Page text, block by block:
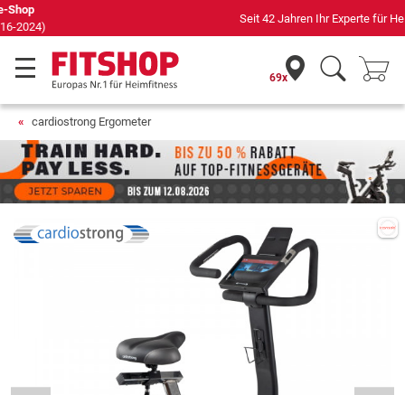
Seit 42 Jahren Ihr Experte für Heimfitness
69x
cardiostrong Ergometer